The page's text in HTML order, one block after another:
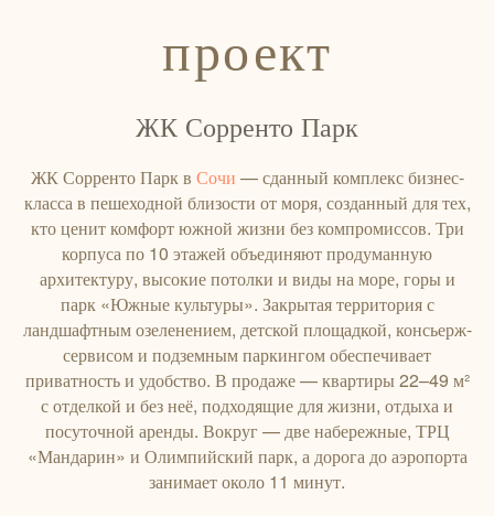
проект
ЖК Сорренто Парк
ЖК Сорренто Парк в Сочи — сданный комплекс бизнес-
класса в пешеходной близости от моря, созданный для тех,
кто ценит комфорт южной жизни без компромиссов. Три
корпуса по 10 этажей объединяют продуманную
архитектуру, высокие потолки и виды на море, горы и
парк «Южные культуры». Закрытая территория с
ландшафтным озеленением, детской площадкой, консьерж-
сервисом и подземным паркингом обеспечивает
приватность и удобство. В продаже — квартиры 22–49 м²
с отделкой и без неё, подходящие для жизни, отдыха и
посуточной аренды. Вокруг — две набережные, ТРЦ
«Мандарин» и Олимпийский парк, а дорога до аэропорта
занимает около 11 минут.